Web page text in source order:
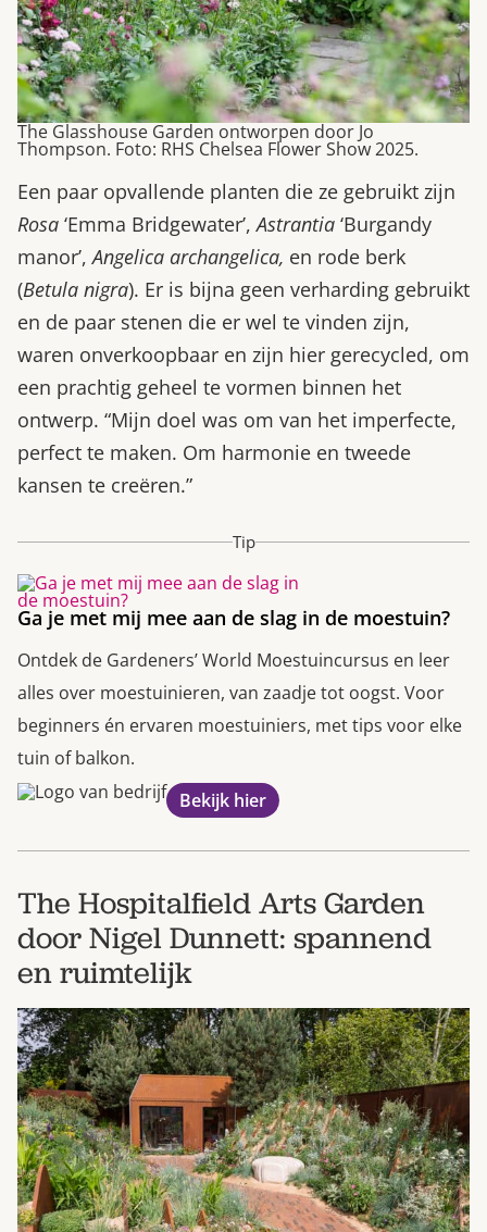
The Glasshouse Garden ontworpen door Jo
Thompson. Foto: RHS Chelsea Flower Show 2025.
Een paar opvallende planten die ze gebruikt zijn
Rosa ‘Emma Bridgewater’,Astrantia ‘Burgandy
manor’,Angelica archangelica, en rode berk
(Betula nigra). Er is bijna geen verharding gebruikt
en de paar stenen die er wel te vinden zijn,
waren onverkoopbaar en zijn hier gerecycled, om
een prachtig geheel te vormen binnen het
ontwerp. “Mijn doel was om van het imperfecte,
perfect te maken. Om harmonie en tweede
kansen te creëren.”
Tip
Ga je met mij mee aan de slag in de moestuin?
Ontdek de Gardeners’ World Moestuincursus en leer
alles over moestuinieren, van zaadje tot oogst. Voor
beginners én ervaren moestuiniers, met tips voor elke
tuin of balkon.
Bekijk hier
The Hospitalfield Arts Garden
door Nigel Dunnett: spannend
en ruimtelijk